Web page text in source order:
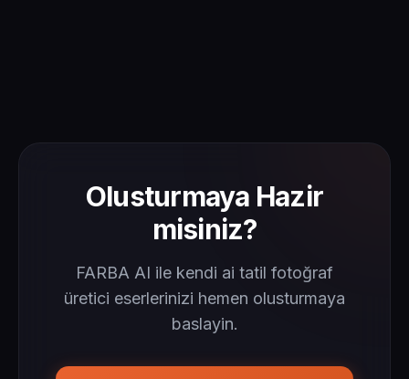
Olusturmaya Hazir
misiniz?
FARBA AI ile kendi ai tatil fotoğraf
üretici eserlerinizi hemen olusturmaya
baslayin.